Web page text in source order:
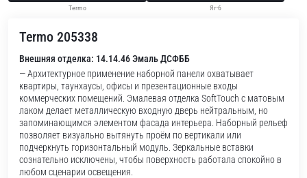
Termo Яг-6
Termo 205338
Внешняя отделка: 14.14.46 Эмаль ДСФББ
— Архитектурное применение наборной панели охватывает
квартиры, таунхаусы, офисы и презентационные входы
коммерческих помещений. Эмалевая отделка SoftTouch с матовым
лаком делает металлическую входную дверь нейтральным, но
запоминающимся элементом фасада интерьера. Наборный рельеф
позволяет визуально вытянуть проём по вертикали или
подчеркнуть горизонтальный модуль. Зеркальные вставки
сознательно исключены, чтобы поверхность работала спокойно в
любом сценарии освещения.